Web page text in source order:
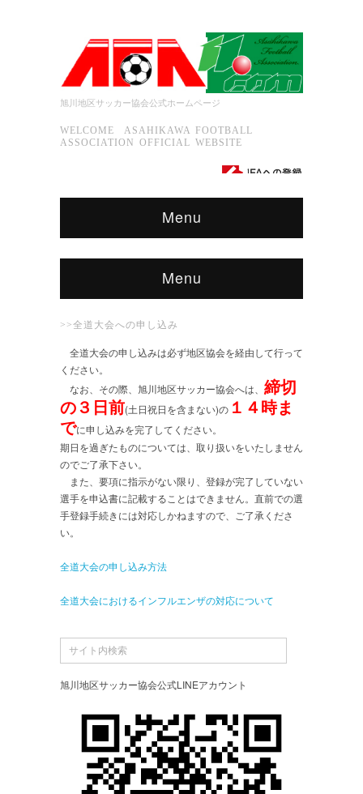
旭川地区サッカー協会公式ホームページ
WELCOME ASAHIKAWA FOOTBALL
ASSOCIATION OFFICIAL WEBSITE
Menu
Menu
>>全道大会への申し込み
全道大会の申し込みは必ず地区協会を経由して行って
ください。
なお、その際、旭川地区サッカー協会へは、 締切
の３日前(土日祝日を含まない)の １４時ま
でに申し込みを完了してください。
期日を過ぎたものについては、取り扱いをいたしません
のでご了承下さい。
また、要項に指示がない限り、登録が完了していない
選手を申込書に記載することはできません。直前での選
手登録手続きには対応しかねますので、ご了承くださ
い。
全道大会の申し込み方法
全道大会におけるインフルエンザの対応について
旭川地区サッカー協会公式LINEアカウント